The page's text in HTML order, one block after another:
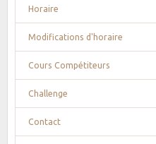
Horaire
Modifications d'horaire
Cours Compétiteurs
Challenge
Contact